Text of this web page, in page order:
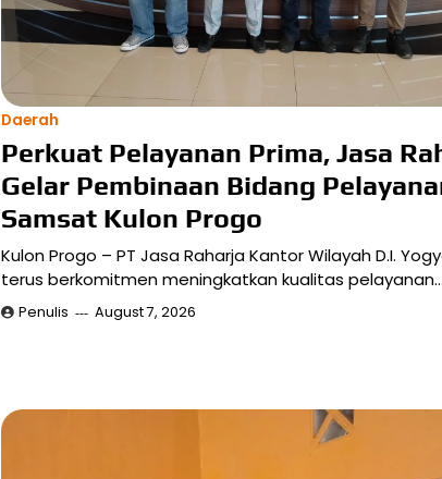
Daerah
Perkuat Pelayanan Prima, Jasa
Gelar Pembinaan Bidang
Samsat Kulon Progo
Kulon Progo – PT Jasa Raharja Kantor Wilayah D.I.
terus berkomitmen meningkatkan kualitas
Penulis August 7, 2026